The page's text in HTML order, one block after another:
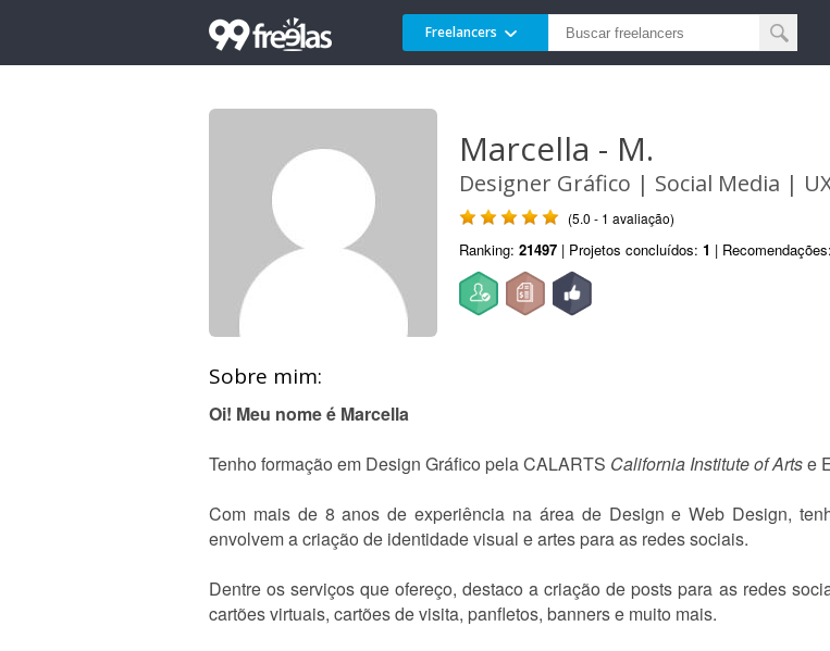
Freelancers
Marcella - M.
Designer Gráfico | Social Media |
(5.0 - 1 avaliação)
Ranking: 21497 | Projetos concluídos: 1 | Recomendações:
Sobre mim:
Oi! Meu nome é Marcella
Tenho formação em Design Gráfico pela CALARTS California Institute of Artse
Com mais de 8 anos de experiência na área de Design e Web Design,
envolvem a criação de identidade visual e artes para as redes sociais.
Dentre os serviços que ofereço, destaco a criação de posts para as redes
cartões virtuais, cartões de visita, panfletos, banners e muito mais.